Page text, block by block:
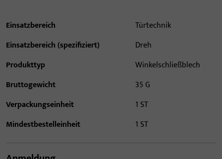
Einsatzbereich
Türtechnik
Einsatzbereich (spezifiziert)
Dreh
Produkttyp
Winkelschließblech
Bruttogewicht
35 G
Verpackungseinheit
1 ST
Mindestbestelleinheit
1 ST